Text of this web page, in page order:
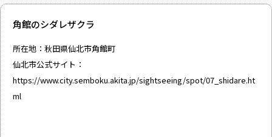
角館のシダレザクラ
所在地：秋田県仙北市角館町
仙北市公式サイト：
https://www.city.semboku.akita.jp/sightseeing/spot/07_shidare.ht
ml